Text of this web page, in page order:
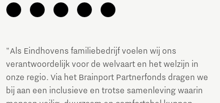
"Als Eindhovens familiebedrijf voelen wij ons
verantwoordelijk voor de welvaart en het welzijn in
onze regio. Via het Brainport Partnerfonds dragen we
bij aan een inclusieve en trotse samenleving waarin